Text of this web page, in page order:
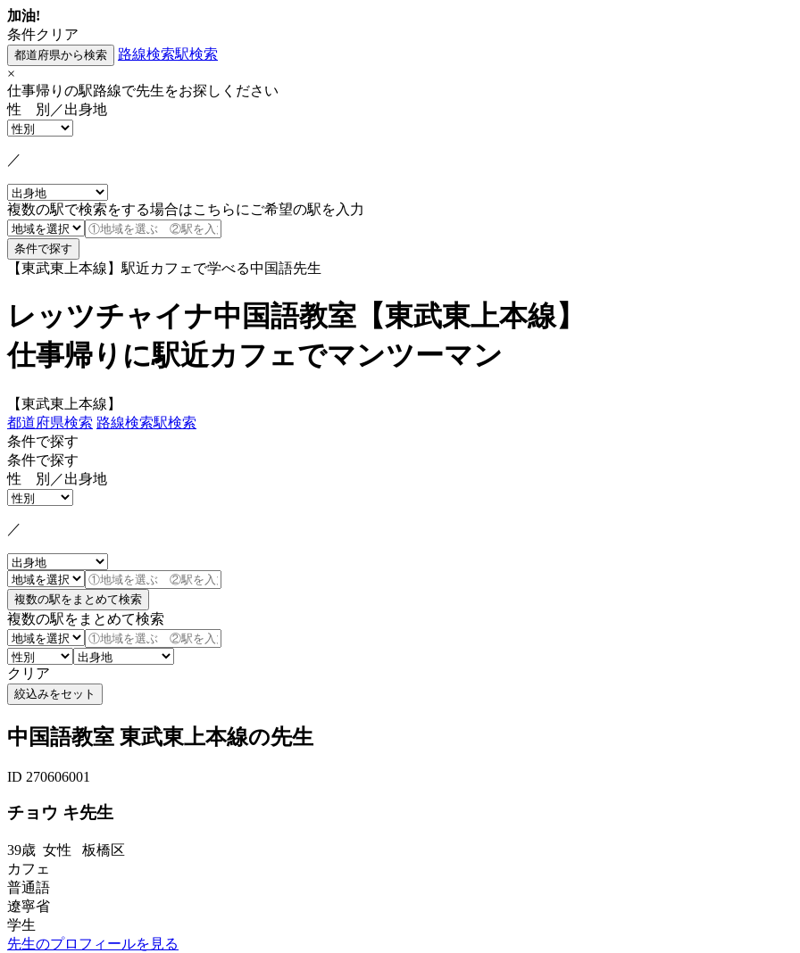
加油!
条件クリア
路線検索駅検索
×
仕事帰りの駅路線で先生をお探しください
性 別／出身地
／
複数の駅で検索をする場合はこちらにご希望の駅を入力
【東武東上本線】駅近カフェで学べる中国語先生
レッツチャイナ中国語教室【東武東上本線】
仕事帰りに駅近カフェでマンツーマン
【東武東上本線】
都道府県検索 路線検索駅検索
条件で探す
条件で探す
性 別／出身地
／
複数の駅をまとめて検索
クリア
中国語教室 東武東上本線の先生
ID 270606001
チョウ キ先生
39歳 女性 板橋区
カフェ
普通語
遼寧省
学生
先生のプロフィールを見る